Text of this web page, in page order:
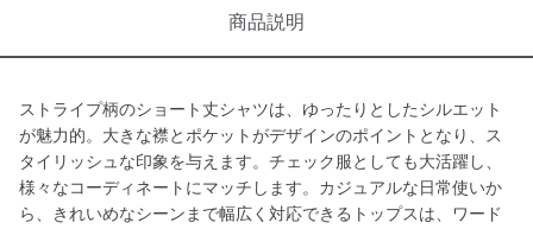
商品説明
ストライプ柄のショート丈シャツは、ゆったりとしたシルエット
が魅力的。大きな襟とポケットがデザインのポイントとなり、ス
タイリッシュな印象を与えます。チェック服としても大活躍し、
様々なコーディネートにマッチします。カジュアルな日常使いか
ら、きれいめなシーンまで幅広く対応できるトップスは、ワード